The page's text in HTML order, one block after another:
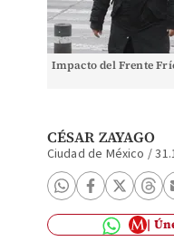
Impacto del Frente
CÉSAR ZAYAGO
Ciudad de México /